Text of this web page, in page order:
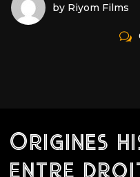
by Riyom Films
Origines